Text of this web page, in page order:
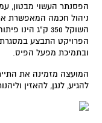
הפסנתר העשוי מבטון,
ניהול חכמה המאפשרת
השוקל 350 ק"ג
הפרויקט התבצע
ובתמיכת מפעל הפיס.
המועצה מזמינה את
להגיע, לנגן, להאזין